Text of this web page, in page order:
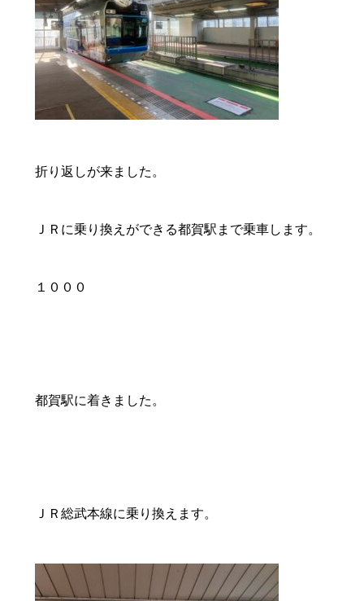
折り返しが来ました。
ＪＲに乗り換えができる都賀駅まで乗車します。
１０００
都賀駅に着きました。
ＪＲ総武本線に乗り換えます。